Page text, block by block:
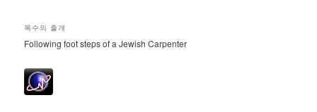
목수의 졸개
Following foot steps of a Jewish Carpenter